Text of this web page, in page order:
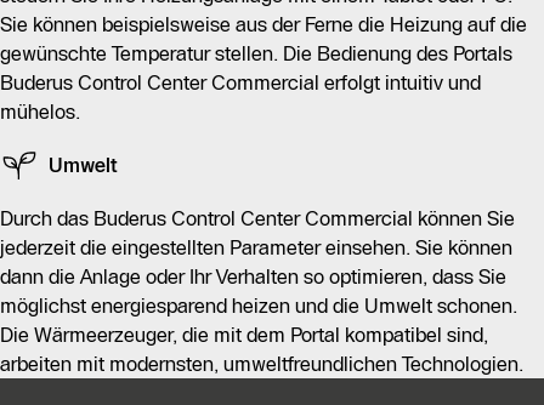
Sie können beispielsweise aus der Ferne die Heizung auf die
gewünschte Temperatur stellen. Die Bedienung des Portals
Buderus Control Center Commercial erfolgt intuitiv und
mühelos.
Umwelt
Durch das Buderus Control Center Commercial können Sie
jederzeit die eingestellten Parameter einsehen. Sie können
dann die Anlage oder Ihr Verhalten so optimieren, dass Sie
möglichst energiesparend heizen und die Umwelt schonen.
Die Wärmeerzeuger, die mit dem Portal kompatibel sind,
arbeiten mit modernsten, umweltfreundlichen Technologien.